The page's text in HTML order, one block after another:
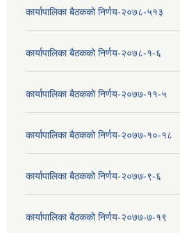
कार्यापालिका बैठकको निर्णय-२०७८-५१३
कार्यापालिका बैठकको निर्णय-२०७८-१-६
कार्यापालिका बैठकको निर्णय-२०७७-११-५
कार्यापालिका बैठकको निर्णय-२०७७-१०-१८
कार्यापालिका बैठकको निर्णय-२०७७-९-६
कार्यापालिका बैठकको निर्णय-२०७७-७-१९